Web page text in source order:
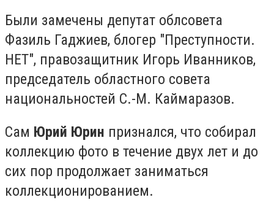
Были замечены депутат облсовета
Фазиль Гаджиев, блогер "Преступности.
НЕТ", правозащитник Игорь Иванников,
председатель областного совета
национальностей С.-М. Каймаразов.
Сам Юрий Юрин признался, что собирал
коллекцию фото в течение двух лет и до
сих пор продолжает заниматься
коллекционированием.